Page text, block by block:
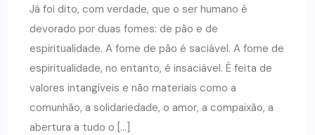
Já foi dito, com verdade, que o ser humano é
devorado por duas fomes: de pão e de
espiritualidade. A fome de pão é saciável. A fome de
espiritualidade, no entanto, é insaciável. É feita de
valores intangíveis e não materiais como a
comunhão, a solidariedade, o amor, a compaixão, a
abertura a tudo o […]